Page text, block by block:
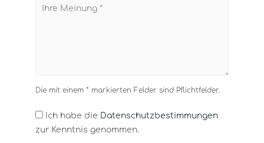
Die mit einem * markierten Felder sind Pflichtfelder.
Ich habe die Datenschutzbestimmungen
zur Kenntnis genommen.